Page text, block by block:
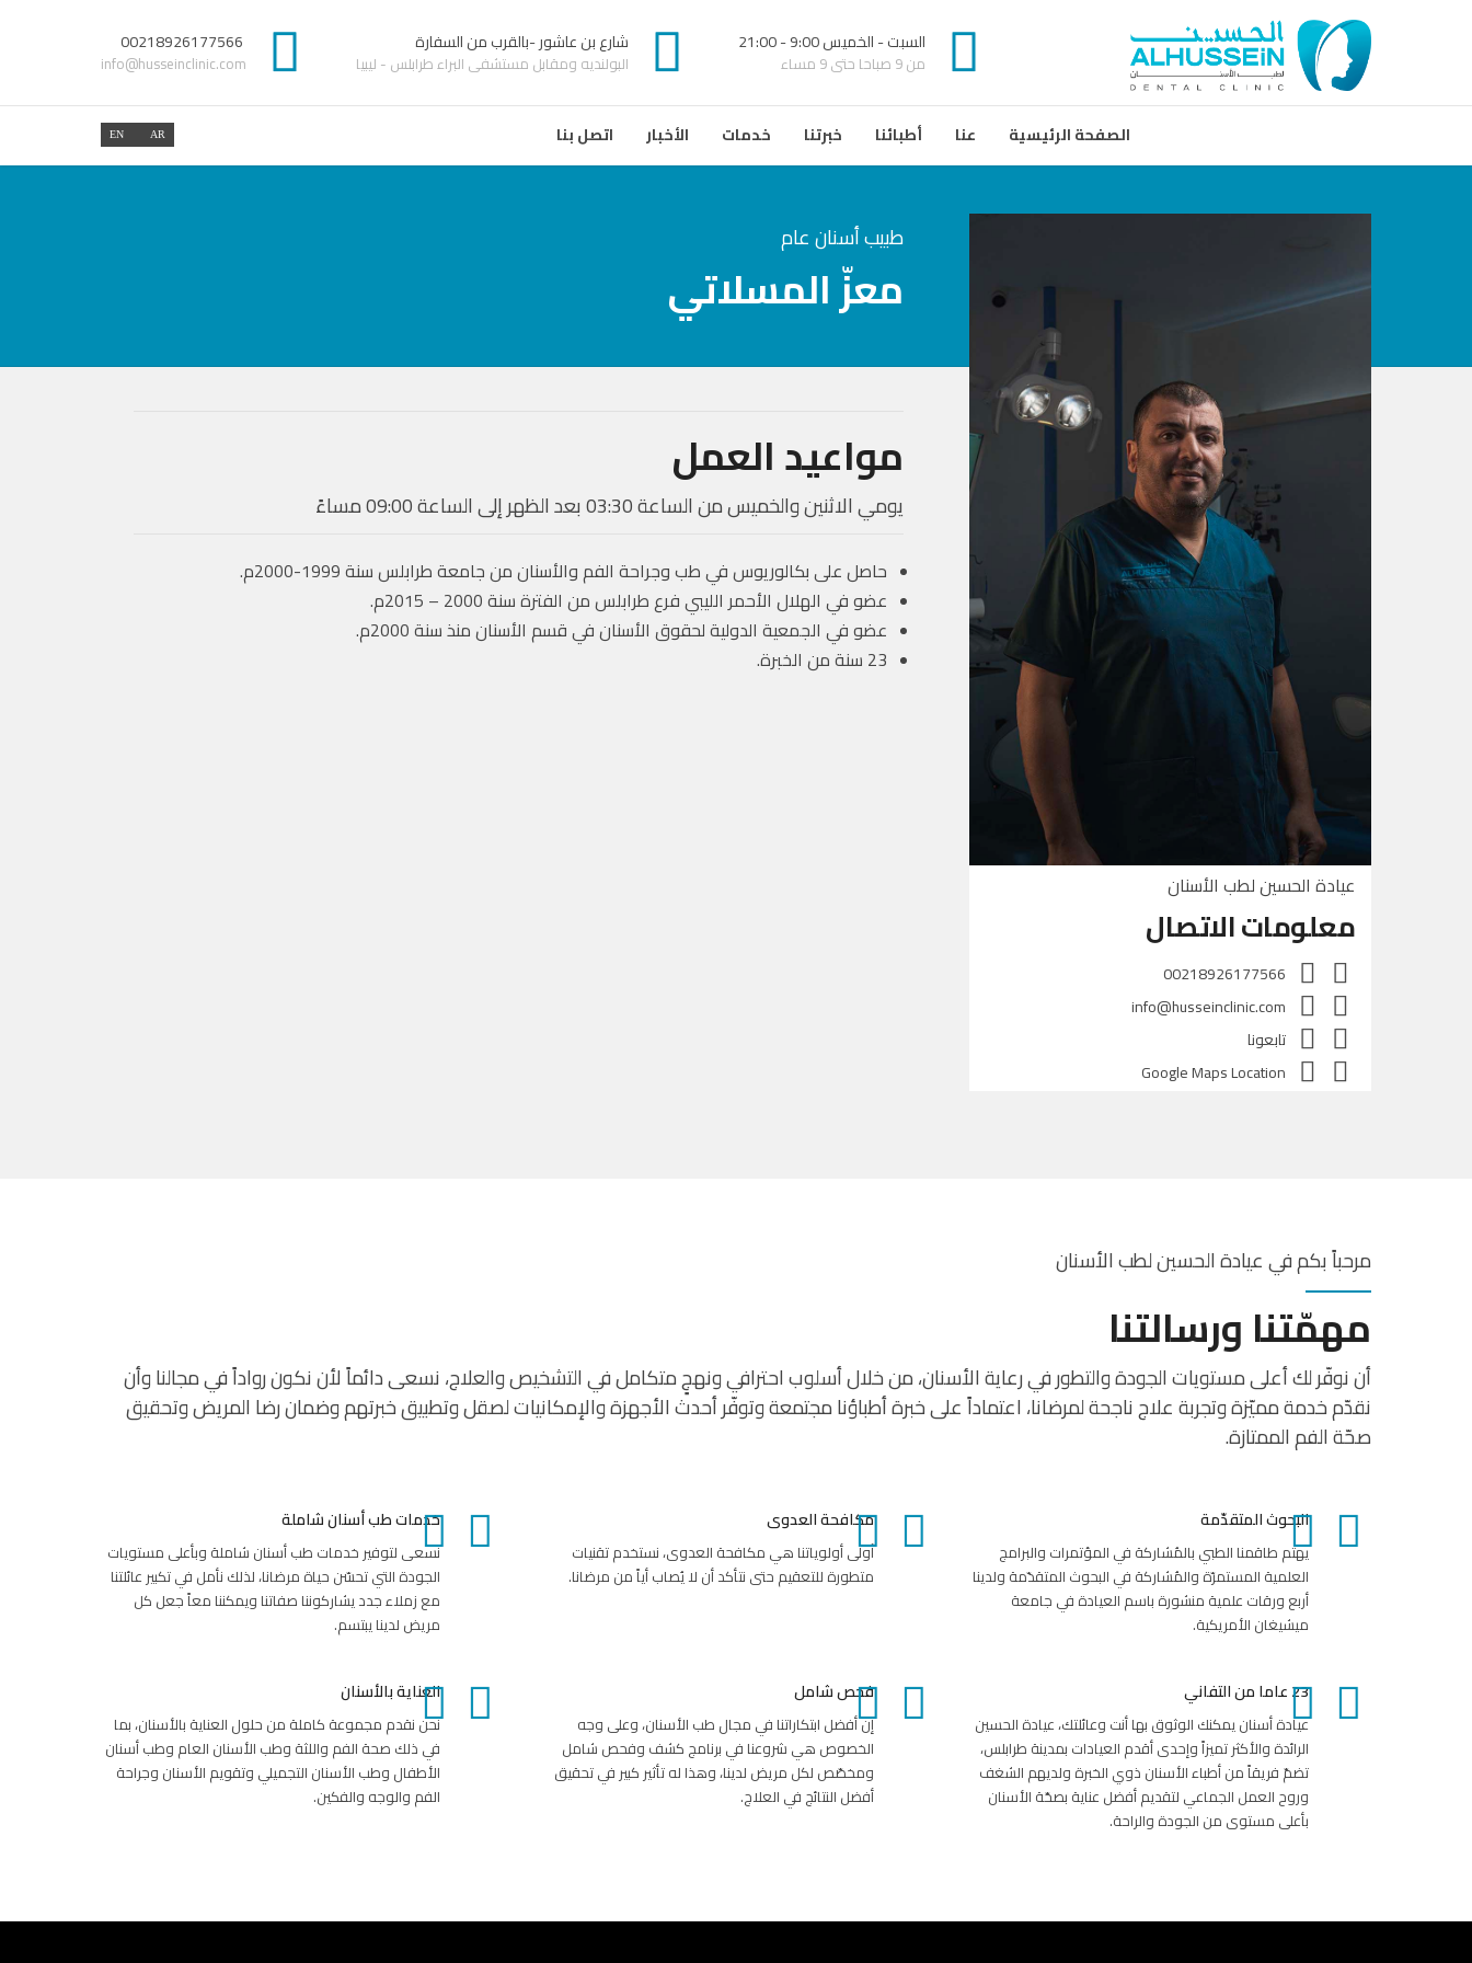
السبت - الخميس 9:00 - 21:00
من 9 صباحا حتى 9 مساء
شارع بن عاشور -بالقرب من السفارة
البولنديه ومقابل مستشفى البراء طرابلس - ليبيا info@husseinclinic.com
EN AR الصفحة الرئيسية عنا أطبائنا خبرتنا خدمات الأخبار اتصل بنا
طبيب أسنان عام
معزّ المسلاتي
عيادة الحسين لطب الأسنان
معلومات الاتصال
00218926177566
info@husseinclinic.com
تابعونا
Google Maps Location
مواعيد العمل
يومي الاثنين والخميس من الساعة 03:30 بعد الظهر إلى الساعة 09:00 مساءً
حاصل على بكالوريوس في طب وجراحة الفم والأسنان من جامعة طرابلس سنة 1999-2000م.
عضو في الهلال الأحمر الليبي فرع طرابلس من الفترة سنة 2000 – 2015م.
عضو في الجمعية الدولية لحقوق الأسنان في قسم الأسنان منذ سنة 2000م.
23 سنة من الخبرة.
مرحباً بكم في عيادة الحسين لطب الأسنان
مهمّتنا ورسالتنا
أن نوفّر لك أعلى مستويات الجودة والتطور في رعاية الأسنان، من خلال أسلوب احترافي ونهجٍ متكامل في التشخيص والعلاج، نسعى دائماً لأن نكون رواداً في مجالنا وأن
نقدّم خدمة مميّزة وتجربة علاج ناجحة لمرضانا، اعتماداً على خبرة أطباؤنا مجتمعة وتوفّر أحدث الأجهزة والإمكانيات لصقل وتطبيق خبرتهم وضمان رضا المريض وتحقيق
صحّة الفم الممتازة.
البحوث المتقدّمة
يهتم طاقمنا الطبي بالمُشاركة في المؤتمرات والبرامج
العلمية المستمرّة والمُشاركة في البحوث المتقدّمة ولدينا
أربع ورقات علمية منشورة باسم العيادة في جامعة
ميشيغان الأمريكية.
مكافحة العدوى
أولى أولوياتنا هي مكافحة العدوى، نستخدم تقنيات
متطورة للتعقيم حتى نتأكد أن لا يُصاب أياً من مرضانا.
خدمات طب أسنان شاملة
نسعى لتوفير خدمات طب أسنان شاملة وبأعلى مستويات
الجودة التي تحسّن حياة مرضانا، لذلك نأمل في تكبير عائلتنا
مع زملاء جدد يشاركوننا صفاتنا ويمكننا معاً جعل كل
مريض لدينا يبتسم.
23 عاما من التفاني
عيادة أسنان يمكنك الوثوق بها أنت وعائلتك، عيادة الحسين
الرائدة والأكثر تميزاً وإحدى أقدم العيادات بمدينة طرابلس،
تضمّ فريقاً من أطباء الأسنان ذوي الخبرة ولديهم الشغف
وروح العمل الجماعي لتقديم أفضل عناية بصحّة الأسنان
بأعلى مستوى من الجودة والراحة.
فحص شامل
إن أفضل ابتكاراتنا في مجال طب الأسنان، وعلى وجه
الخصوص هي شروعنا في برنامج كشف وفحص شامل
ومخصّص لكل مريض لدينا، وهذا له تأثير كبير في تحقيق
أفضل النتائج في العلاج.
العناية بالأسنان
نحن نقدم مجموعة كاملة من حلول العناية بالأسنان، بما
في ذلك صحة الفم واللثة وطب الأسنان العام وطب أسنان
الأطفال وطب الأسنان التجميلي وتقويم الأسنان وجراحة
الفم والوجه والفكين.